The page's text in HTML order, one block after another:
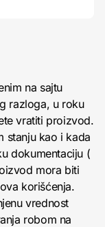
na sajtu
razloga, u roku
vratiti proizvod.
stanju kao i kada
dokumentaciju (
mora biti
korišćenja.
vrednost
robom na